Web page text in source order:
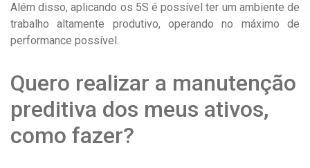
Além disso, aplicando os 5S é possível ter um ambiente de
trabalho altamente produtivo, operando no máximo de
performance possível.
Quero realizar a manutenção
preditiva dos meus ativos,
como fazer?